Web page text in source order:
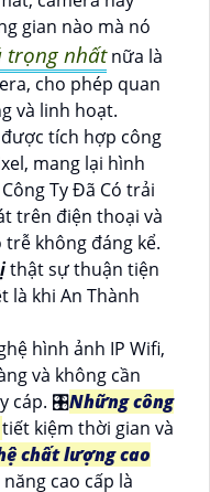
gian nào mà nó
trọng nhấtnữa là
cho phép quan
và linh hoạt.
tích hợp công
mang lại hình
Ty Đã Có trải
trên điện thoại và
không đáng kể.
thật sự thuận tiện
là khi An Thành
hình ảnh IP Wifi,
và không cần
cáp. 🎛Những công
tiết kiệm thời gian và
chất lượng cao
cao cấp là